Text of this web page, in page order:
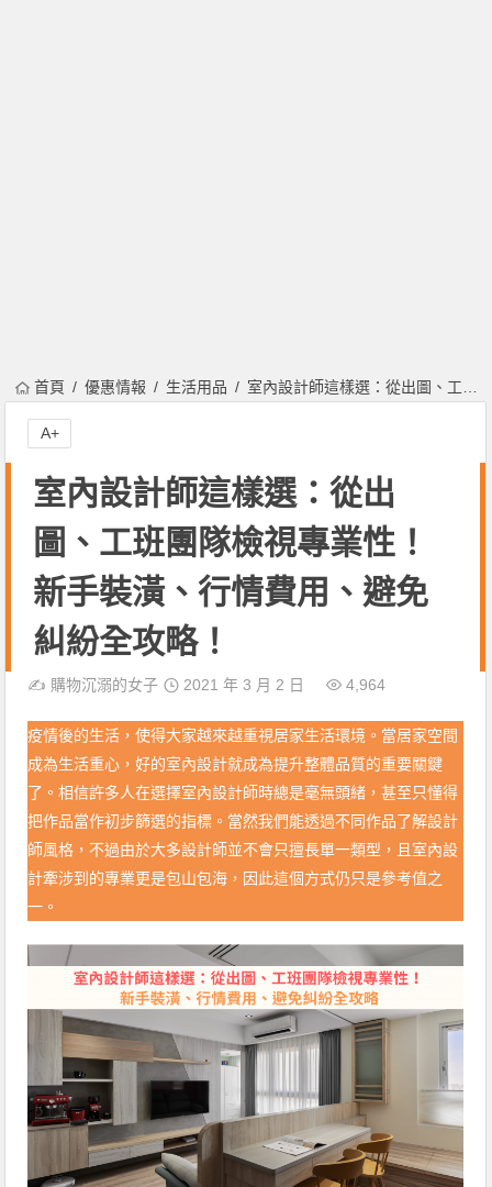
首頁 優惠情報 生活用品 室內設計師這樣選：從出圖、工班團隊檢視專業性！新手裝潢、行情費用、避免糾紛全攻略！
室內設計師這樣選：從出
圖、工班團隊檢視專業性！
新手裝潢、行情費用、避免
糾紛全攻略！
✍️ 購物沉溺的女子 2021 年 3 月 2 日 4,964
疫情後的生活，使得大家越來越重視居家生活環境。當居家空間
成為生活重心，好的室內設計就成為提升整體品質的重要關鍵
了。相信許多人在選擇室內設計師時總是毫無頭緒，甚至只懂得
把作品當作初步篩選的指標。當然我們能透過不同作品了解設計
師風格，不過由於大多設計師並不會只擅長單一類型，且室內設
計牽涉到的專業更是包山包海，因此這個方式仍只是參考值之
一。
A+